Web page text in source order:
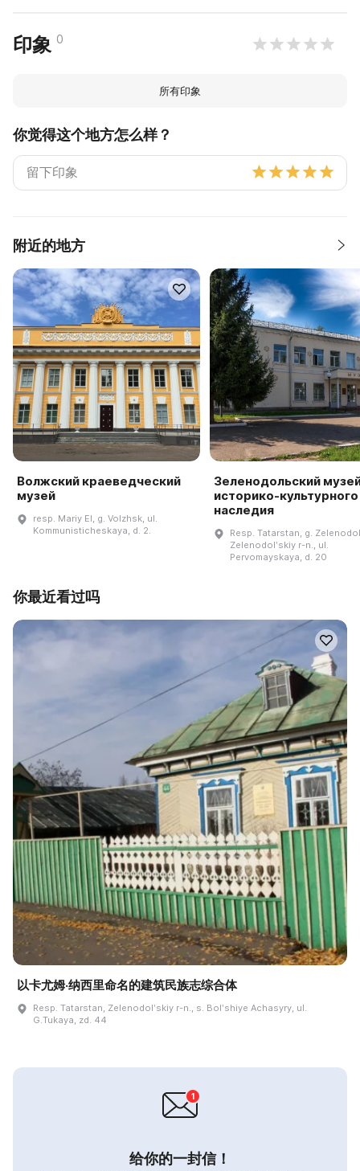
印象 0
所有印象
你觉得这个地方怎么样？
附近的地方
Волжский краеведческий
музей
resp. Mariy El, g. Volzhsk, ul.
Kommunisticheskaya, d. 2.
Зеленодольский
историко-культурного
наследия
Resp. Tatarstan, g.
Zelenodolʹskiy r-n., ul.
Pervomayskaya, d. 20
你最近看过吗
以卡尤姆·纳西里命名的建筑民族志综合体
Resp. Tatarstan, Zelenodolʹskiy r-n., s. Bolʹshiye Achasyry, ul.
G.Tukaya, zd. 44
给你的一封信！